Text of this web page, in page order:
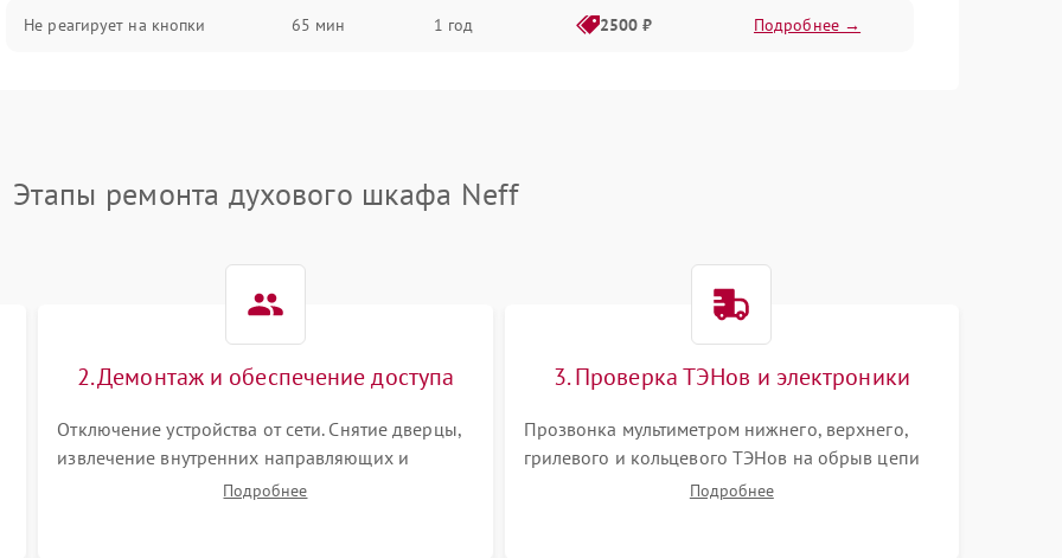
Не реагирует на кнопки 65 мин 1 год 2500 ₽ Подробнее →
Этапы ремонта духового шкафа Neff
2. Демонтаж и обеспечение доступа
Отключение устройства от сети. Снятие дверцы,
извлечение внутренних направляющих и
защитных экранов. Демонтаж задней или
Подробнее
3. Проверка ТЭНов и электроники
Прозвонка мультиметром нижнего, верхнего,
грилевого и кольцевого ТЭНов на обрыв цепи
или пробой на корпус. Диагностика термостата,
Подробнее